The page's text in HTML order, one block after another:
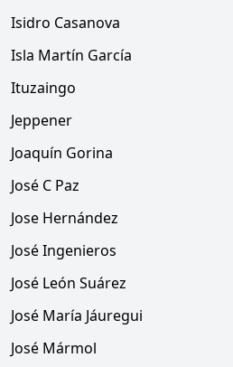
Isidro Casanova
Isla Martín García
Ituzaingo
Jeppener
Joaquín Gorina
José C Paz
Jose Hernández
José Ingenieros
José León Suárez
José María Jáuregui
José Mármol